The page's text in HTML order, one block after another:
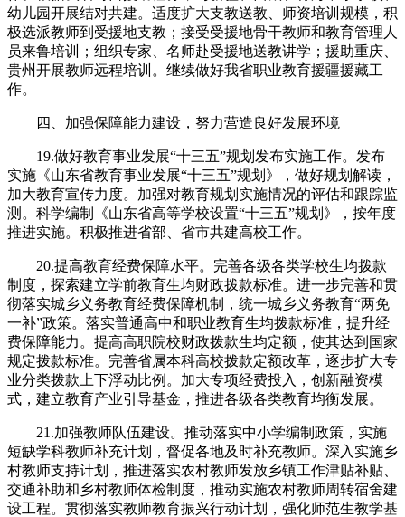
幼儿园开展结对共建。适度扩大支教送教、师资培训规模，积
极选派教师到受援地支教；接受受援地骨干教师和教育管理人
员来鲁培训；组织专家、名师赴受援地送教讲学；援助重庆、
贵州开展教师远程培训。继续做好我省职业教育援疆援藏工
作。
四、加强保障能力建设，努力营造良好发展环境
19.做好教育事业发展“十三五”规划发布实施工作。发布
实施《山东省教育事业发展“十三五”规划》，做好规划解读，
加大教育宣传力度。加强对教育规划实施情况的评估和跟踪监
测。科学编制《山东省高等学校设置“十三五”规划》，按年度
推进实施。积极推进省部、省市共建高校工作。
20.提高教育经费保障水平。完善各级各类学校生均拨款
制度，探索建立学前教育生均财政拨款标准。进一步完善和贯
彻落实城乡义务教育经费保障机制，统一城乡义务教育“两免
一补”政策。落实普通高中和职业教育生均拨款标准，提升经
费保障能力。提高高职院校财政拨款生均定额，使其达到国家
规定拨款标准。完善省属本科高校拨款定额改革，逐步扩大专
业分类拨款上下浮动比例。加大专项经费投入，创新融资模
式，建立教育产业引导基金，推进各级各类教育均衡发展。
21.加强教师队伍建设。推动落实中小学编制政策，实施
短缺学科教师补充计划，督促各地及时补充教师。深入实施乡
村教师支持计划，推进落实农村教师发放乡镇工作津贴补贴、
交通补助和乡村教师体检制度，推动实施农村教师周转宿舍建
设工程。贯彻落实教师教育振兴行动计划，强化师范生教学基